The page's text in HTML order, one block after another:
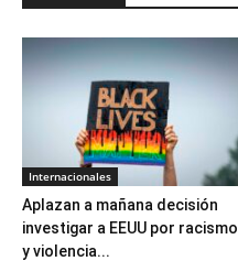
Internacionales
Aplazan a mañana decisión
investigar a EEUU por racismo
y violencia...